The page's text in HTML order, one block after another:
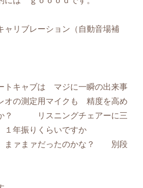
リブレーション（自動音場補
トキャブは マジに一瞬の出来事
測定用マイクも 精度を高め
か？ リスニングチェアーに三
年振りくらいですか
まァだったのかな？ 別段